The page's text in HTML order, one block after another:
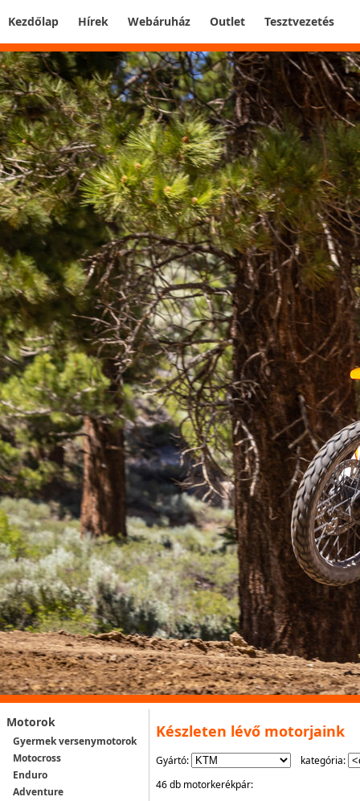
Kezdőlap Hírek Webáruház Outlet Tesztvezetés
Motorok
Gyermek versenymotorok
Motocross
Enduro
Adventure
Készleten lévő motorjaink
Gyártó:
kategória:
46 db motorkerékpár: